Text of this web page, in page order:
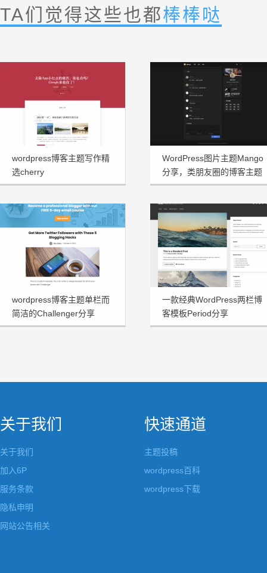
TA们觉得这些也都棒棒哒
wordpress博客主题写作精
选cherry
WordPress图片主题Mango
分享，类朋友圈的博客主题
wordpress博客主题单栏而
简洁的Challenger分享
一款经典WordPress两栏博
客模板Period分享
关于我们
关于我们
加入6P
服务条款
隐私申明
网站公告相关
快速通道
主题投稿
wordpress百科
wordpress下载